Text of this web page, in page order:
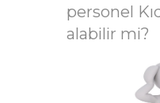
personel
alabilir mi?